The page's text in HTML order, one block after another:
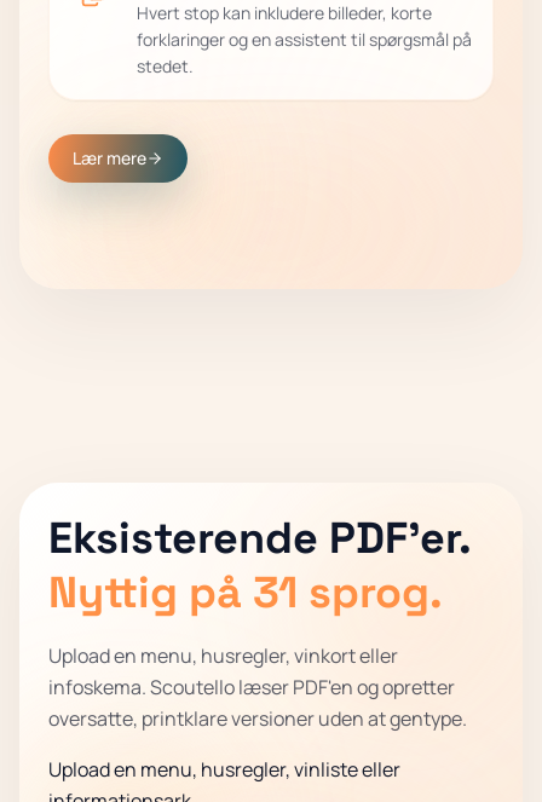
Hvert stop kan inkludere billeder, korte
forklaringer og en assistent til spørgsmål på
stedet.
Lær mere
Eksisterende PDF'er.
Nyttig på 31 sprog.
Upload en menu, husregler, vinkort eller
infoskema. Scoutello læser PDF'en og opretter
oversatte, printklare versioner uden at gentype.
Upload en menu, husregler, vinliste eller